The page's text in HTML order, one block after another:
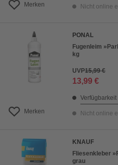
Merken Nicht online
Merken
PONAL
Fugenleim
kg
UVP15,99 €
13,99 €
Verfügbarkeit
Nicht online
KNAUF
Fliesenkleber
grau